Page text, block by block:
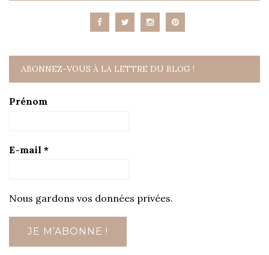
ABONNEZ-VOUS À LA LETTRE DU BLOG !
Prénom
E-mail *
Nous gardons vos données privées.